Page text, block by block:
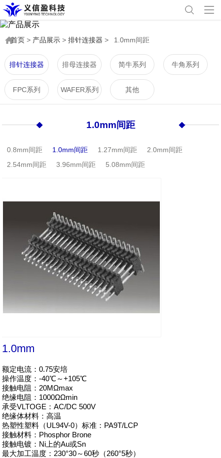
首页 > 产品展示 >排针连接器 > 1.0mm间距
排针连接器 排母连接器 简牛系列 牛角系列
FPC系列 WAFER系列 其他
1.0mm间距
0.8mm间距 1.0mm间距 1.27mm间距
2.0mm间距
2.54mm间距
3.96mm间距 5.08mm间距
1.0mm
额定电流：0.75安培
操作温度：-40℃～+105℃
接触电阻：20MΩmax
绝缘电阻：1000ΩΩmin
承受VLTOGE：AC/DC 500V
绝缘体材料：高温
热塑性塑料（UL94V-0）标准：PA9T/LCP
接触材料：Phosphor Brone
接触电镀：Ni上的Au或Sn
最大加工温度：230°30～60秒（260°5秒）